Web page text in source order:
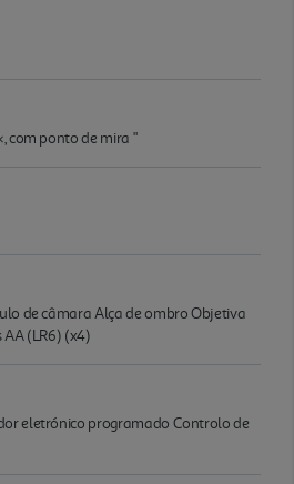
com ponto de mira "
de câmara Alça de ombro Objetiva
(LR6) (x4)
eletrónico programado Controlo de